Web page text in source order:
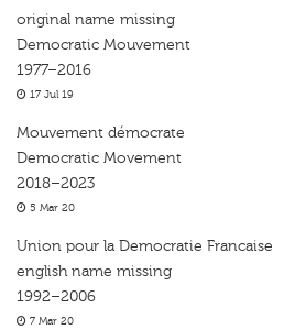
original name missing
Democratic Mouvement
1977–2016
17 Jul 19
Mouvement démocrate
Democratic Movement
2018–2023
5 Mar 20
Union pour la Democratie Francaise
english name missing
1992–2006
7 Mar 20